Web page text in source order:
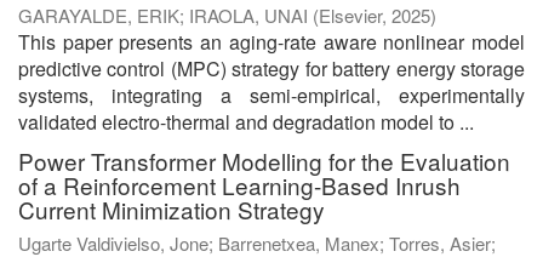
GARAYALDE, ERIK; IRAOLA, UNAI (Elsevier, 2025)
This paper presents an aging-rate aware nonlinear model
predictive control (MPC) strategy for battery energy storage
systems, integrating a semi-empirical, experimentally
validated electro-thermal and degradation model to ...
Power Transformer Modelling for the Evaluation
of a Reinforcement Learning-Based Inrush
Current Minimization Strategy
Ugarte Valdivielso, Jone; Barrenetxea, Manex; Torres, Asier;